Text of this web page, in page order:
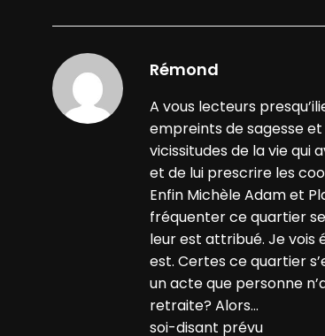
Rémond
A vous lecteurs
empreints de sagesse
vicissitudes de la vie
et de lui prescrire les
Enfin Michèle Adam et
fréquenter ce quartier
leur est attribué. Je vois
est. Certes ce quartier
un acte que personne
retraite? Alors…
soi-disant prévu